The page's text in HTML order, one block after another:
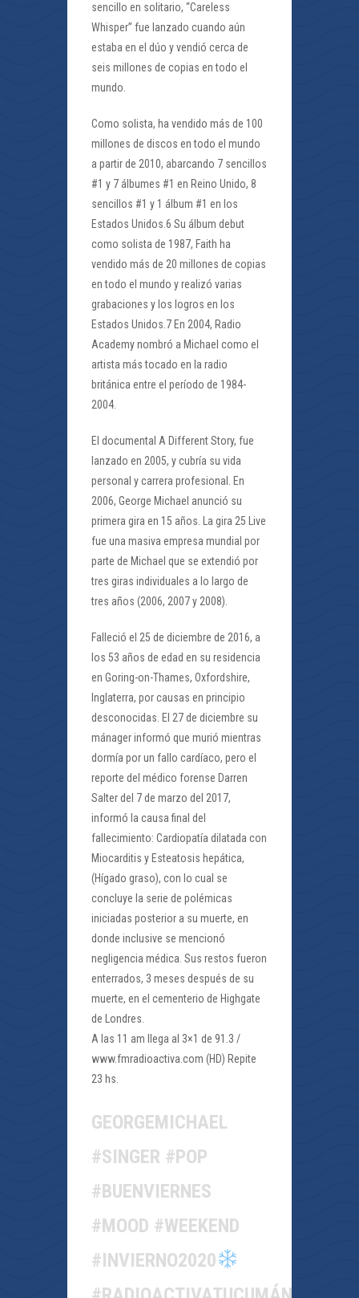
sencillo en solitario, “Careless
Whisper” fue lanzado cuando aún
estaba en el dúo y vendió cerca de
seis millones de copias en todo el
mundo.
Como solista, ha vendido más de 100
millones de discos en todo el mundo
a partir de 2010, abarcando 7 sencillos
#1 y 7 álbumes #1 en Reino Unido, 8
sencillos #1 y 1 álbum #1 en los
Estados Unidos.6 Su álbum debut
como solista de 1987, Faith ha
vendido más de 20 millones de copias
en todo el mundo y realizó varias
grabaciones y los logros en los
Estados Unidos.7 En 2004, Radio
Academy nombró a Michael como el
artista más tocado en la radio
británica entre el período de 1984-
2004.
El documental A Different Story, fue
lanzado en 2005, y cubría su vida
personal y carrera profesional. En
2006, George Michael anunció su
primera gira en 15 años. La gira 25 Live
fue una masiva empresa mundial por
parte de Michael que se extendió por
tres giras individuales a lo largo de
tres años (2006, 2007 y 2008).
Falleció el 25 de diciembre de 2016, a
los 53 años de edad en su residencia
en Goring-on-Thames, Oxfordshire,
Inglaterra, por causas en principio
desconocidas.​ El 27 de diciembre su
mánager informó que murió mientras
dormía por un fallo cardíaco, pero el
reporte del médico forense Darren
Salter del 7 de marzo del 2017,
informó la causa final del
fallecimiento: Cardiopatía dilatada con
Miocarditis y Esteatosis hepática,
(Hígado graso), con lo cual se
concluye la serie de polémicas
iniciadas posterior a su muerte, en
donde inclusive se mencionó
negligencia médica. Sus restos fueron
enterrados, 3 meses después de su
muerte, en el cementerio de Highgate
de Londres.
A las 11 am llega al 3×1 de 91.3 /
www.fmradioactiva.com (HD) Repite
23 hs.
GEORGEMICHAEL
#SINGER #POP
#BUENVIERNES
#MOOD #WEEKEND
#INVIERNO2020